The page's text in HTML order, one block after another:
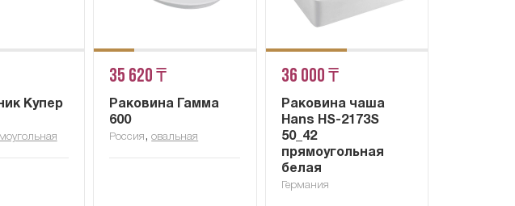
Купер
35 620 ₸
Раковина Гамма
600
Россия ,овальная
36 000 ₸
Раковина чаша
Hans HS-2173S
50_42
прямоугольная
белая
Германия